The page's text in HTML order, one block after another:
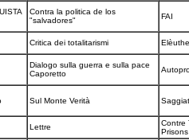
Contra la politica de los
"salvadores"
FAI
Critica dei totalitarismi
Dialogo sulla guerra e sulla pace
Caporetto
Sul Monte Verità
Lettre
Contre